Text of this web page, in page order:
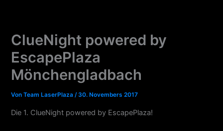
ClueNight powered by
EscapePlaza
Mönchengladbach
VonTeam LaserPlaza/30. Novembers 2017
Die 1. ClueNight powered by EscapePlaza!